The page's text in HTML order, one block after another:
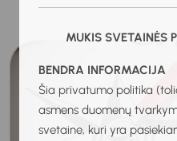
MUKIS SVETAINĖS
BENDRA INFORMACIJA
Šia privatumo politika
asmens duomenų
svetaine, kuri yra